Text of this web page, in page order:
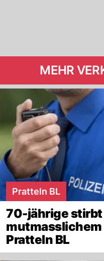
MEHR
Pratteln BL
70-jährige stirbt
Pratteln BL